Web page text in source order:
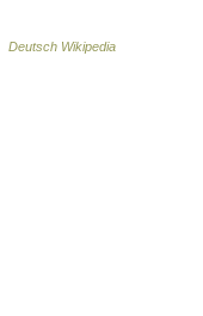
Deutsch Wikipedia